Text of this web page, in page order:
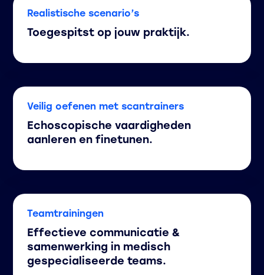
Realistische scenario’s
Toegespitst op jouw praktijk.
Veilig oefenen met scantrainers
Echoscopische vaardigheden
aanleren en finetunen.
Teamtrainingen
Effectieve communicatie &
samenwerking in medisch
gespecialiseerde teams.